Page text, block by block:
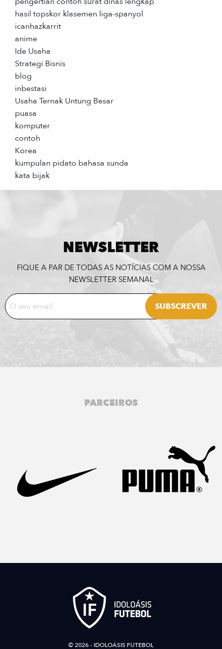
hasil topskor klasemen liga-spanyol
icanhazkarrit
anime
Ide Usaha
Strategi Bisnis
blog
inbestasi
Usaha Ternak Untung Besar
puasa
komputer
contoh
Korea
kumpulan pidato bahasa sunda
kata bijak
NEWSLETTER
FIQUE A PAR DE TODAS AS NOTÍCIAS COM A NOSSA
NEWSLETTER SEMANAL
PARCEIROS
© 2026 - IDOLOÁSIS FUTEBOL